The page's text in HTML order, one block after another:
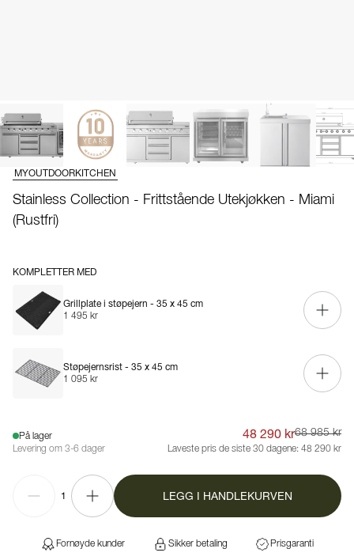
MYOUTDOORKITCHEN
Stainless Collection - Frittstående Utekjøkken - Miami
(Rustfri)
KOMPLETTER MED
Grillplate i støpejern - 35 x 45 cm
1 495 kr
Støpejernsrist - 35 x 45 cm
1 095 kr
På lager
Levering om 3-6 dager
48 290 kr68 985 kr
Laveste pris de siste 30 dagene: 48 290 kr
1 LEGG I HANDLEKURVEN
Fornøyde kunder Sikker betaling Prisgaranti